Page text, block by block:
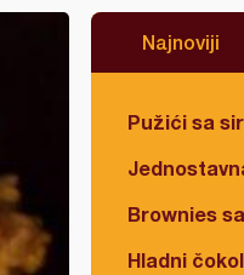
Najnoviji
Pužići sa
Brownies
Hladni